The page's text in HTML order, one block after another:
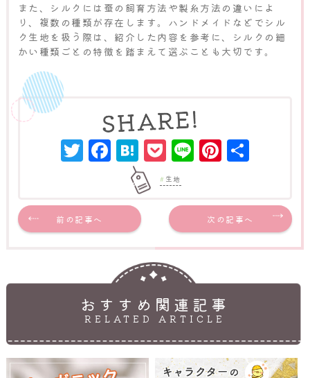
また、シルクには蚕の飼育方法や製糸方法の違いによ
り、複数の種類が存在します。ハンドメイドなどでシル
ク生地を扱う際は、紹介した内容を参考に、シルクの細
かい種類ごとの特徴を踏まえて選ぶことも大切です。
Twitter
Facebook
Hatena
Pocket
Line
生地
前の記事へ 次の記事へ
おすすめ関連記事
RELATED ARTICLE